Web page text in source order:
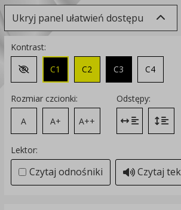
Ukryj panel ułatwień dostępu
Kontrast:
Zmień kontrast na domyślny
C1 C2 C3 C4
Rozmiar czcionki:
A
A+ A++
Odstępy:
Zmień
Lektor:
Czytaj odnośniki Czytaj